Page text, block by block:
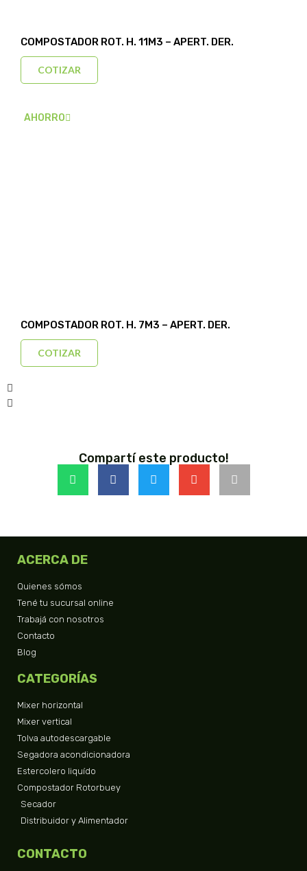
COMPOSTADOR ROT. H. 11M3 – APERT. DER.
COTIZAR
AHORRO
COMPOSTADOR ROT. H. 7M3 – APERT. DER.
COTIZAR
Compartí este producto!
ACERCA DE
Quienes sómos
Tené tu sucursal online
Trabajá con nosotros
Contacto
Blog
CATEGORÍAS
Mixer horizontal
Mixer vertical
Tolva autodescargable
Segadora acondicionadora
Estercolero liquído
Compostador Rotorbuey
Secador
Distribuidor y Alimentador
CONTACTO